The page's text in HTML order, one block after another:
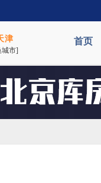
津
城市]
首页